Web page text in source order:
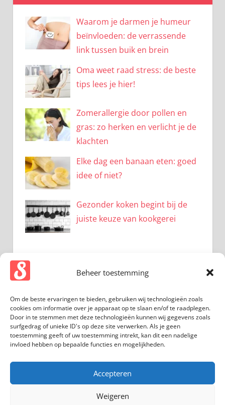
Beheer toestemming
Om de beste ervaringen te bieden, gebruiken wij technologieën zoals
cookies om informatie over je apparaat op te slaan en/of te raadplegen.
Door in te stemmen met deze technologieën kunnen wij gegevens zoals
surfgedrag of unieke ID's op deze site verwerken. Als je geen
toestemming geeft of uw toestemming intrekt, kan dit een nadelige
invloed hebben op bepaalde functies en mogelijkheden.
Accepteren
Weigeren
Waarom je darmen je humeur
beïnvloeden: de verrassende
link tussen buik en brein
Oma weet raad stress: de beste
tips lees je hier!
Zomerallergie door pollen en
gras: zo herken en verlicht je de
klachten
Elke dag een banaan eten: goed
idee of niet?
Gezonder koken begint bij de
juiste keuze van kookgerei
CATEGORIEËN
Beauty
Bewegen
Gezondheid
Mentaal
Overig